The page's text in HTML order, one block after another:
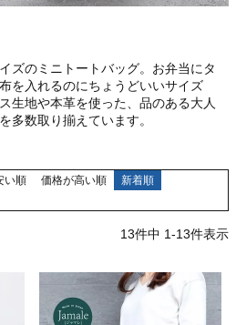
ズのミニトートバッグ。お弁当にタ
を入れるのにちょうどいいサイズ
生地や本革を使った、品のある大人
多数取り揃えています。
い順 価格が高い順
新着順
13件中 1-13件表示